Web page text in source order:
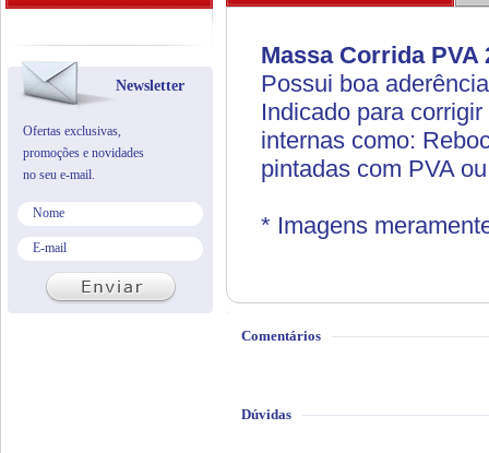
Massa Corrida
Possui boa
Indicado para
internas como:
pintadas com PVA
* Imagens
Comentários
Dúvidas
Newsletter
Ofertas exclusivas,
promoções e novidades
no seu e-mail.